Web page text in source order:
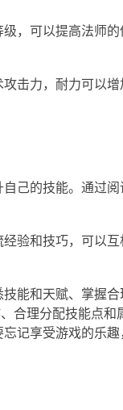
，可以提高法师
击力，耐力可以增
己的技能。通过
验和技巧，可以
能和天赋、掌握
合理分配技能点和
记享受游戏的乐